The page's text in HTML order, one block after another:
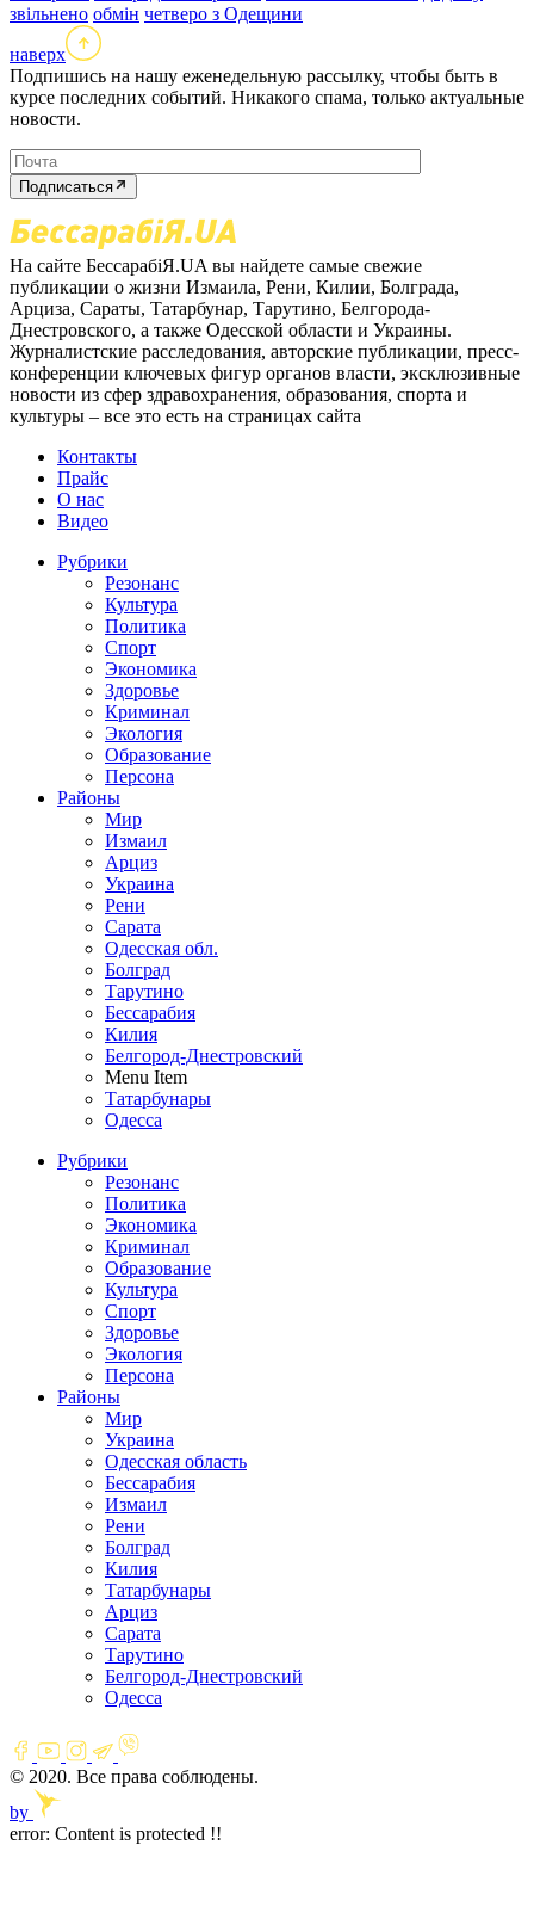
звільнено обмін четверо з Одещини
наверх
Подпишись на нашу еженедельную рассылку, чтобы быть в
курсе последних событий. Никакого спама, только актуальные
новости.
Подписаться
На сайте БессарабіЯ.UA вы найдете самые свежие
публикации о жизни Измаила, Рени, Килии, Болграда,
Арциза, Сараты, Татарбунар, Тарутино, Белгорода-
Днестровского, а также Одесской области и Украины.
Журналистские расследования, авторские публикации, пресс-
конференции ключевых фигур органов власти, эксклюзивные
новости из сфер здравохранения, образования, спорта и
культуры – все это есть на страницах сайта
Контакты
Прайс
О нас
Видео
Рубрики
Резонанс
Культура
Политика
Спорт
Экономика
Здоровье
Криминал
Экология
Образование
Персона
Районы
Мир
Измаил
Арциз
Украина
Рени
Сарата
Одесская обл.
Болград
Тарутино
Бессарабия
Килия
Белгород-Днестровский
Menu Item
Татарбунары
Одесса
Рубрики
Резонанс
Политика
Экономика
Криминал
Образование
Культура
Спорт
Здоровье
Экология
Персона
Районы
Мир
Украина
Одесская область
Бессарабия
Измаил
Рени
Болград
Килия
Татарбунары
Арциз
Сарата
Тарутино
Белгород-Днестровский
Одесса
© 2020. Все права соблюдены.
by
error: Content is protected !!